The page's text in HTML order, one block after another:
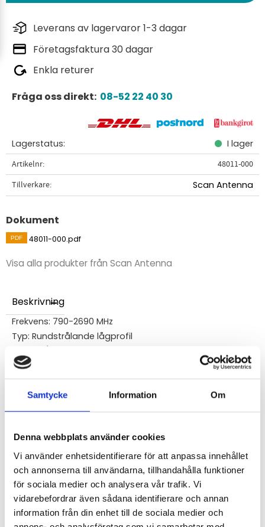
Samtycke Information Om
Denna webbplats använder cookies
Vi använder enhetsidentifierare för att anpassa innehållet
och annonserna till användarna, tillhandahålla funktioner
för sociala medier och analysera vår trafik. Vi
vidarebefordrar även sådana identifierare och annan
information från din enhet till de sociala medier och
Leverans av lagervaror 1-3 dagar
Företagsfaktura 30 dagar
Enkla returer
Fråga oss direkt: 08-52 22 40 30
Lagerstatus I lager
Artikelnr
48011-000
Tillverkare
Scan Antenna
Dokument
48011-000.pdf
Visa alla produkter från Scan Antenna
Beskrivning
Frekvens: 790-2690 MHz
Typ: Rundstrålande lågprofil
Storlek: D 111 mm, H 45mm
Antennkontakt: SMA/m
Kabellängd: 1,5m
Monteringsfäste: Dubbelhäftande tejp + Centrumbult
STÄLL EN FRÅGA OM PRODUKTEN
Omdömen